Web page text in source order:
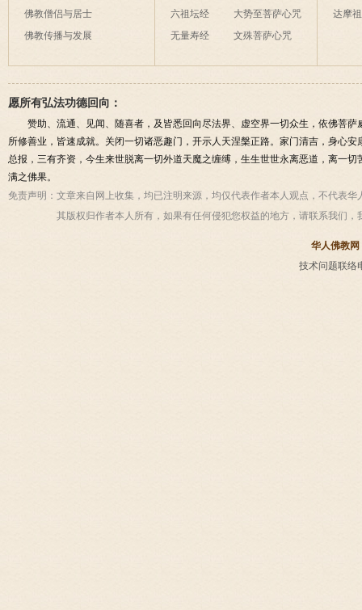
佛教僧侣与居士
佛教传播与发展
六祖坛经
无量寿经
大势至菩萨心咒
文殊菩萨心咒
达摩
愿所有弘法功德回向：
赞助、流通、见闻、随喜者，及皆悉回向尽法界、虚空界一切众生，依佛菩
所修善业，皆速成就。关闭一切诸恶趣门，开示人天涅槃正路。家门清吉，身心
总报，三有齐资，今生来世脱离一切外道天魔之缠缚，生生世世永离恶道，离一
满之佛果。
免责声明： 文章来自网上收集，均已注明来源，均仅代表作者本人观点，不代表
其版权归作者本人所有，如果有任何侵犯您权益的地方，请联系我们，
华人佛教网
技术问题联络